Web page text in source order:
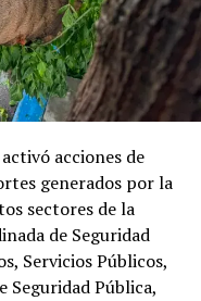
acciones de
generados por la
sectores de la
de Seguridad
Servicios Públicos,
Pública,